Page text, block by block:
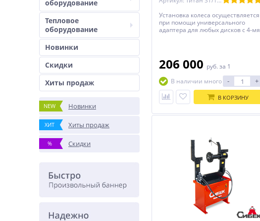
оборудование
Тепловое
оборудование
Новинки
Скидки
Хиты продаж
NEW Новинки
ХИТ Хиты продаж
% Скидки
Установка колеса осуществляется
при помощи универсального
адаптера для любых дисков с 4-мя
206 000 руб. за 1
В наличии много
- +
В КОРЗИНУ